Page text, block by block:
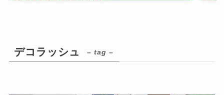
デコラッシュ – tag –